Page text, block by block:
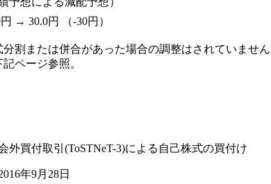
→ 30.0円 （-30円）
割または併合があった場合の調整はされていません
ページ参照。
買付取引(ToSTNeT-3)による自己株式の買付け
年9月28日